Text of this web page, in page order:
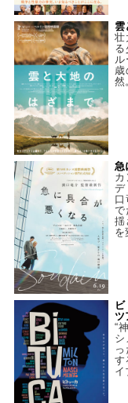
雲
壮
歳
然
急
カ
デ
口
で
揺
を
“
シ
す
イ